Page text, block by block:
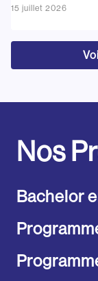
15 juillet 2026
Nos
Bachelor